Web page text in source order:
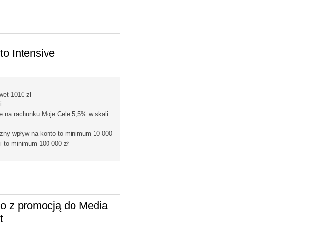
Intensive
1010 zł
na rachunku Moje Cele 5,5% w skali
wpływ na konto to minimum 10 000
to minimum 100 000 zł
z promocją do Media